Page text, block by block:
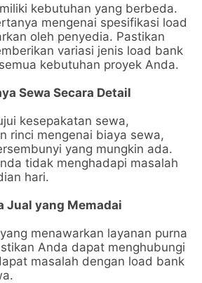
kebutuhan yang berbeda.
mengenai spesifikasi load
oleh penyedia. Pastikan
variasi jenis load bank
kebutuhan proyek Anda.
Sewa Secara Detail
kesepakatan sewa,
rinci mengenai biaya sewa,
yang mungkin ada.
tidak menghadapi masalah
hari.
Jual yang Memadai
menawarkan layanan purna
Anda dapat menghubungi
masalah dengan load bank